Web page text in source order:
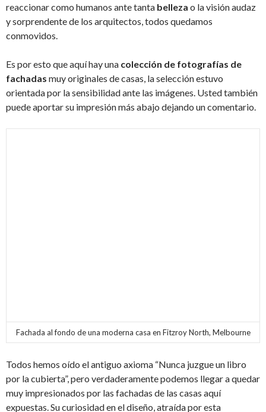
reaccionar como humanos ante tanta belleza o la visión audaz
y sorprendente de los arquitectos, todos quedamos
conmovidos.
Es por esto que aquí hay una colección de fotografías de
fachadas muy originales de casas, la selección estuvo
orientada por la sensibilidad ante las imágenes. Usted también
puede aportar su impresión más abajo dejando un comentario.
Fachada al fondo de una moderna casa en Fitzroy North, Melbourne
Todos hemos oído el antiguo axioma “Nunca juzgue un libro
por la cubierta”, pero verdaderamente podemos llegar a quedar
muy impresionados por las fachadas de las casas aquí
expuestas. Su curiosidad en el diseño, atraída por esta